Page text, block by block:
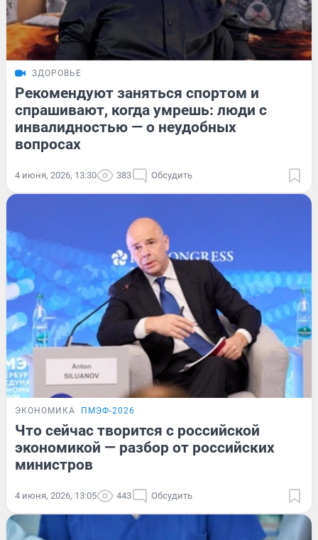
ЗДОРОВЬЕ
Рекомендуют заняться спортом и
спрашивают, когда умрешь: люди с
инвалидностью — о неудобных
вопросах
4 июня, 2026, 13:30 383 Обсудить
ЭКОНОМИКА ПМЭФ-2026
Что сейчас творится с российской
экономикой — разбор от российских
министров
4 июня, 2026, 13:05 443 Обсудить